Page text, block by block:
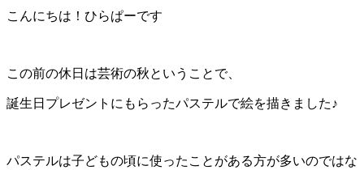
こんにちは！ひらぱーです
この前の休日は芸術の秋ということで、
誕生日プレゼントにもらったパステルで絵を描きました♪
パステルは子どもの頃に使ったことがある方が多いのではな